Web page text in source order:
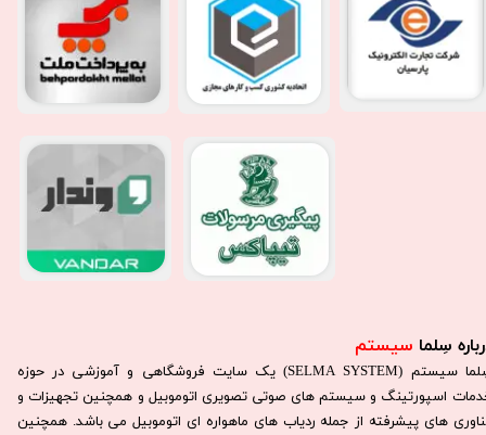
سِلما سیستم​​​​​​​
سِلما سيستم (SELMA SYSTEM) یک سایت فروشگاهی و آموزشی در حوزه
اسپورتینگ و سیستم های صوتی تصویری اتوموبیل و همچنین تجهیزات و
های پیشرفته از جمله ردیاب های ماهواره ای اتوموبیل می باشد. همچنين